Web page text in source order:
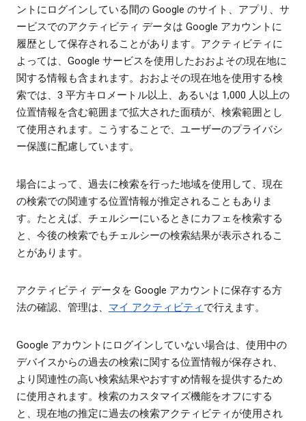
ントにログインしている間の Google のサイト、アプリ、サ
ービスでのアクティビティ データは Google アカウントに
履歴として保存されることがあります。アクティビティに
よっては、Google サービスを使用したおおよその現在地に
関する情報も含まれます。おおよその現在地を使用する検
索では、3 平方キロメートル以上、あるいは 1,000 人以上の
位置情報を含む範囲まで拡大された面積が、検索範囲とし
て使用されます。こうすることで、ユーザーのプライバシ
ー保護に配慮しています。
場合によって、過去に検索を行った地域を使用して、現在
の検索での関連する位置情報が推定されることもありま
す。たとえば、チェルシーにいるときにカフェを検索する
と、今後の検索でもチェルシーの検索結果が表示されるこ
とがあります。
アクティビティ データを Google アカウントに保存する方
法の確認、管理は、 マイ アクティビティ で行えます。
Google アカウントにログインしていない場合は、使用中の
デバイスからの過去の検索に関する位置情報が保存され、
より関連性の高い検索結果やおすすめ情報を提供するため
に使用されます。検索のカスタマイズ機能をオフにする
と、現在地の推定に過去の検索アクティビティが使用され